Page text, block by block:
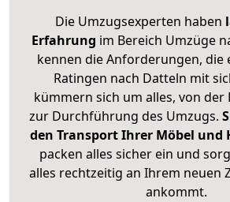
Die Umzugsexperten haben
Erfahrung im Bereich Umzüge
kennen die Anforderungen, die
Ratingen nach Datteln mit
kümmern sich um alles, von der
zur Durchführung des Umzugs.
den Transport Ihrer Möbel und
packen alles sicher ein und
alles rechtzeitig an Ihrem neuen
ankommt.